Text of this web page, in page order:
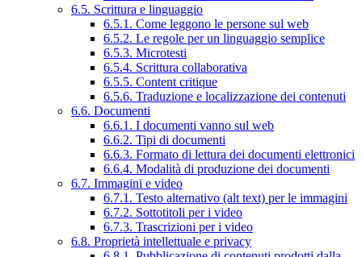
6.5. Scrittura e linguaggio
6.5.1. Come leggono le persone sul web
6.5.2. Le regole per un linguaggio semplice
6.5.3. Microtesti
6.5.4. Scrittura collaborativa
6.5.5. Content critique
6.5.6. Traduzione e localizzazione dei contenuti
6.6. Documenti
6.6.1. I documenti vanno sul web
6.6.2. Tipi di documenti
6.6.3. Formato di lettura dei documenti elettronici
6.6.4. Modalità di produzione dei documenti
6.7. Immagini e video
6.7.1. Testo alternativo (alt text) per le immagini
6.7.2. Sottotitoli per i video
6.7.3. Trascrizioni per i video
6.8. Proprietà intellettuale e privacy